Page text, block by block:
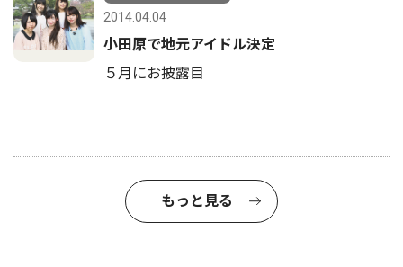
2014.04.04
小田原で地元アイドル決定
５月にお披露目
もっと見る